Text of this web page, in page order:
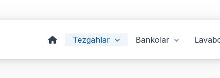
Tezgahlar Bankolar